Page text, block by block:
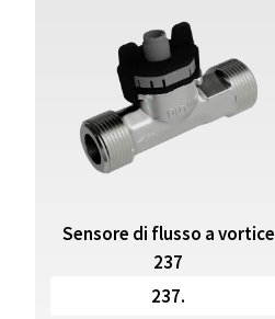
Sensore di flusso a vortice
237
237.